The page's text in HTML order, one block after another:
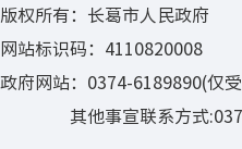
版权所有：长葛市人民政府
网站标识码：4110820008
政府网站：0374-6189890(仅
其他事宣联系方式